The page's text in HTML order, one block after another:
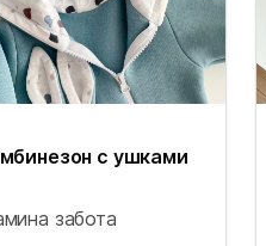
с ушками
забота